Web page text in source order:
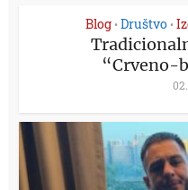
Blog • Društvo •
“Crveno-